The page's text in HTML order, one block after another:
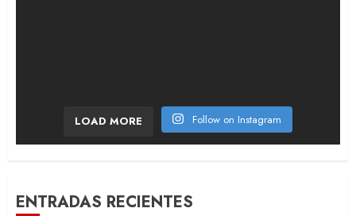
LOAD MORE Follow on Instagram
ENTRADAS RECIENTES